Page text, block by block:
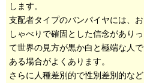
します。
支配者タイプのバンパイヤには、お
しゃべりで確固とした信念がありっ
て世界の見方が黒か白と極端な人で
ある場合がよくあります。
さらに人種差別的で性別差別的など